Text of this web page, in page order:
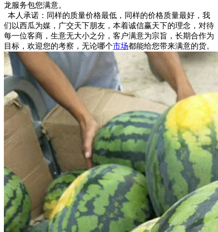
龙服务包您满意。
本人承诺：同样的质量价格最低，同样的价格质量最好，我
们以西瓜为媒，广交天下朋友，本着诚信赢天下的理念，对待
每一位客商，生意无大小之分，客户满意为宗旨，长期合作为
目标，欢迎您的考察，无论哪个市场都能给您带来满意的货。